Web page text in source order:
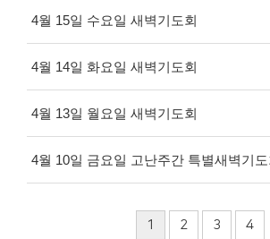
4월 15일 수요일 새벽기도회
4월 14일 화요일 새벽기도회
4월 13일 월요일 새벽기도회
4월 10일 금요일 고난주간 특별새벽기도
1 2 3 4